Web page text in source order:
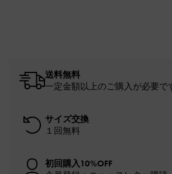
送料無料
一定金額以上のご購入が必要で
サイズ交換
１回無料
初回購入10%OFF